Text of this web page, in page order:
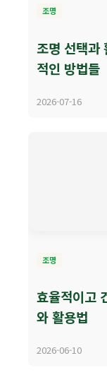
조명
조명 선택과
적인 방법들
2026-07-16
조명
효율적이고
와 활용법
2026-06-10